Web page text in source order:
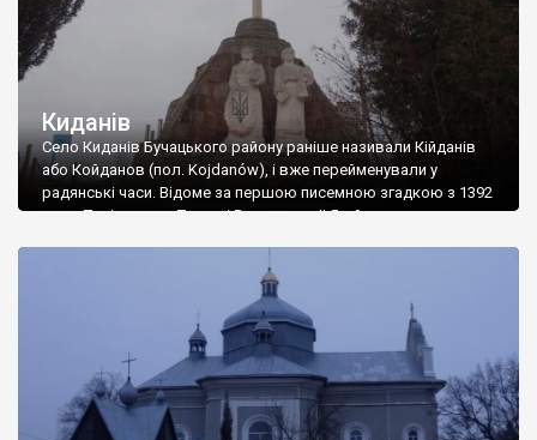
Киданів
Село Киданів Бучацького району раніше називали Кійданів
або Койданов (пол. Kojdanów), і вже перейменували у
радянські часи. Відоме за першою писемною згадкою з 1392
року. Тоді король Польщі Владислав ІІ Ягайло видав грамоту,
Бобулинцями, тому все що написано […]